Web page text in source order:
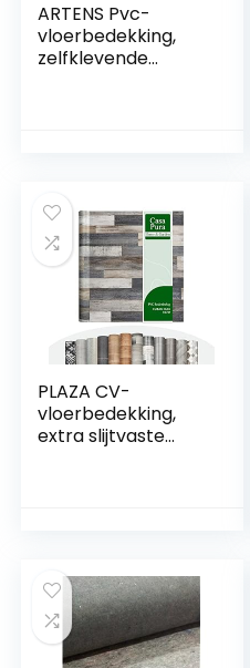
ARTENS Pvc-
vloerbedekking,
zelfklevende
PLAZA CV-
vloerbedekking,
extra slijtvaste
Cuban Oak Mix
967M (200 x 300
cm)